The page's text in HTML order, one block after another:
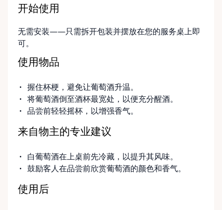
开始使用
无需安装——只需拆开包装并摆放在您的服务桌上即
可。
使用物品
握住杯梗，避免让葡萄酒升温。
将葡萄酒倒至酒杯最宽处，以便充分醒酒。
品尝前轻轻摇杯，以增强香气。
来自物主的专业建议
白葡萄酒在上桌前先冷藏，以提升其风味。
鼓励客人在品尝前欣赏葡萄酒的颜色和香气。
使用后